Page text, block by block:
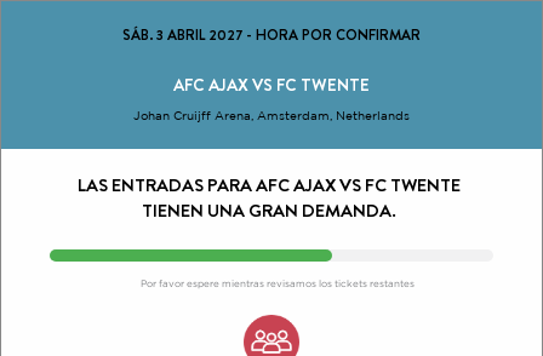
SÁB. 3 ABRIL 2027 - HORA POR CONFIRMAR
AFC AJAX VS FC TWENTE
Johan Cruijff Arena, Amsterdam, Netherlands
LAS ENTRADAS PARA AFC AJAX VS FC TWENTE
TIENEN UNA GRAN DEMANDA.
Por favor espere mientras revisamos los tickets restantes